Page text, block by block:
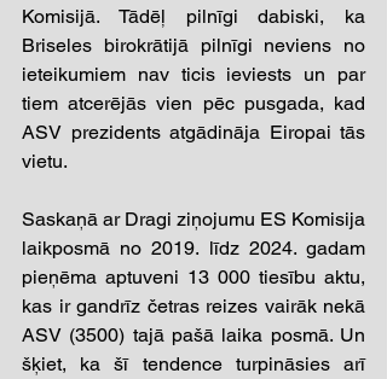
Komisijā. Tādēļ pilnīgi dabiski, ka
Briseles birokrātijā pilnīgi neviens no
ieteikumiem nav ticis ieviests un par
tiem atcerējās vien pēc pusgada, kad
ASV prezidents atgādināja Eiropai tās
vietu.
Saskaņā ar Dragi ziņojumu ES Komisija
laikposmā no 2019. līdz 2024. gadam
pieņēma aptuveni 13 000 tiesību aktu,
kas ir gandrīz četras reizes vairāk nekā
ASV (3500) tajā pašā laika posmā. Un
šķiet, ka šī tendence turpināsies arī